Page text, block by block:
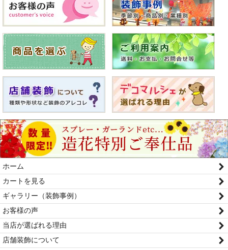
ホーム
カートを見る
ギャラリー（装飾事例）
お客様の声
当店が選ばれる理由
店舗装飾について